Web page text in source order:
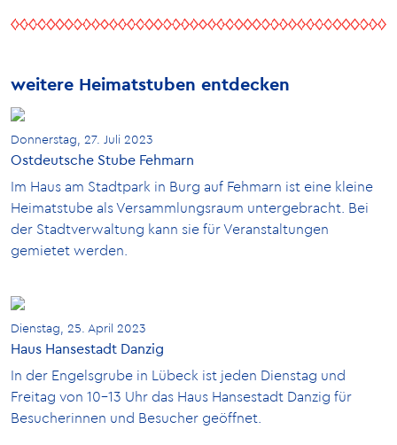
weitere Heimatstuben entdecken
Donnerstag, 27. Juli 2023
Ostdeutsche Stube Fehmarn
Im Haus am Stadtpark in Burg auf Fehmarn ist eine kleine
Heimatstube als Versammlungsraum untergebracht. Bei
der Stadtverwaltung kann sie für Veranstaltungen
gemietet werden.
Dienstag, 25. April 2023
Haus Hansestadt Danzig
In der Engelsgrube in Lübeck ist jeden Dienstag und
Freitag von 10-13 Uhr das Haus Hansestadt Danzig für
Besucherinnen und Besucher geöffnet.